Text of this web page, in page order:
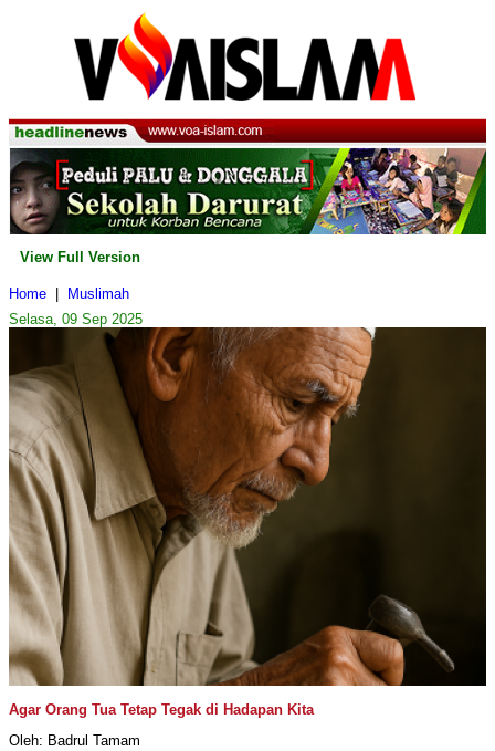
View Full Version
Home
Muslimah
Selasa, 09 Sep 2025
Agar Orang Tua Tetap Tegak di Hadapan Kita
Oleh: Badrul Tamam